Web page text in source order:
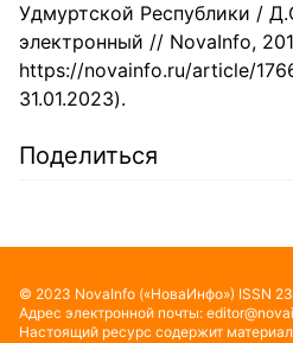
Удмуртской Республики /
электронный // NovaInfo,
https://novainfo.ru/article/
31.01.2023).
Поделиться
© 2023 NovaInfo («НоваИнфо») ISSN
Адрес электронной почты:
Настоящий ресурс содержит